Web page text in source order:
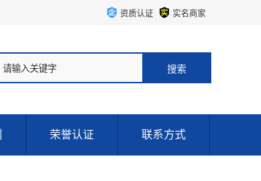
资质认证 实名商家
荣誉认证 联系方式